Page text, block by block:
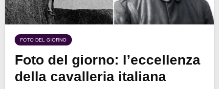
FOTO DEL GIORNO
Foto del giorno: l’eccellenza
della cavalleria italiana